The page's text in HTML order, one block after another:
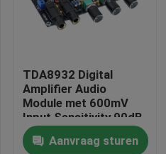
TDA8932 Digital
Amplifier Audio
Module met 600mV
Input Sensitivity 90dB
SNR en 3W Output
PowerAanvraag sturen